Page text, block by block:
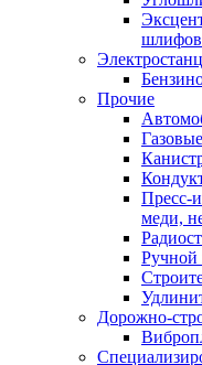
Прочие
Пресс-
меди,
Ручной
Дорожно-